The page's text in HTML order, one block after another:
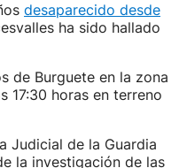
desaparecido desde
ha sido hallado
de Burguete en la zona
17:30 horas en terreno
Judicial de la Guardia
la investigación de las